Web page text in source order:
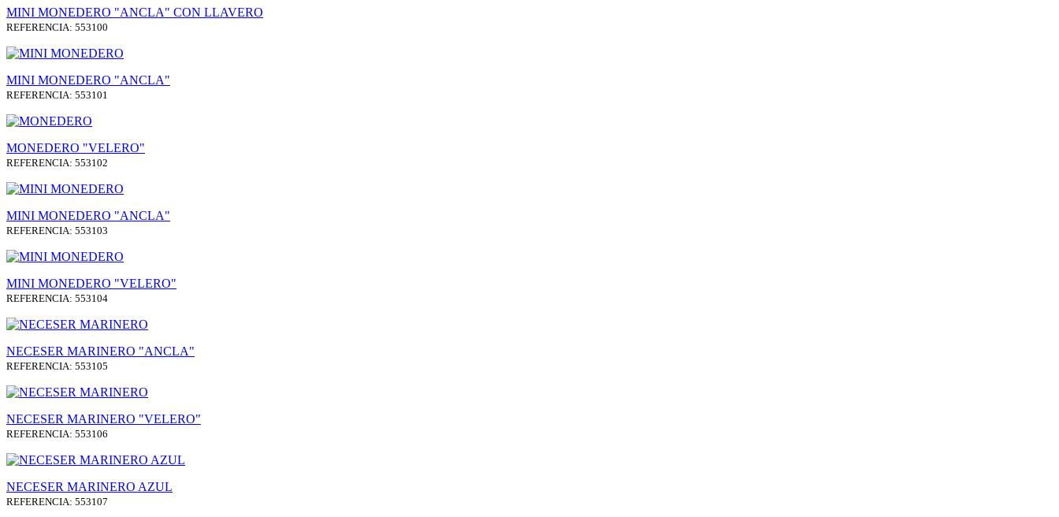
MINI MONEDERO "ANCLA" CON LLAVERO
REFERENCIA: 553100
MINI MONEDERO "ANCLA"
REFERENCIA: 553101
MONEDERO "VELERO"
REFERENCIA: 553102
MINI MONEDERO "ANCLA"
REFERENCIA: 553103
MINI MONEDERO "VELERO"
REFERENCIA: 553104
NECESER MARINERO "ANCLA"
REFERENCIA: 553105
NECESER MARINERO "VELERO"
REFERENCIA: 553106
NECESER MARINERO AZUL
REFERENCIA: 553107